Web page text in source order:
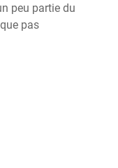
peu partie du
pas